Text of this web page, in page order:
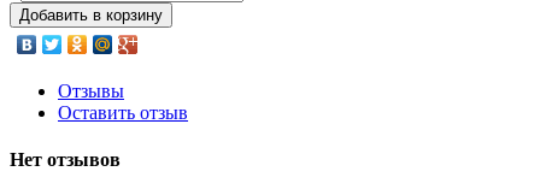
Добавить в корзину
Отзывы
Оставить отзыв
Нет отзывов